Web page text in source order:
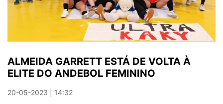
VISITA
ALMEIDA GARRETT ESTÁ DE VOLTA À
ELITE DO ANDEBOL FEMININO
20-05-2023 | 14:32